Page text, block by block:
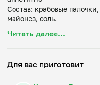
Состав: крабовые
Читать далее...
Для вас приготовит